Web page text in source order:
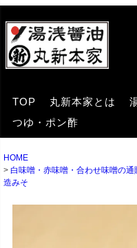
TOP 丸新本家とは
つゆ・ポン酢
HOME
白味噌・赤味噌・合わせ味噌の
造みそ